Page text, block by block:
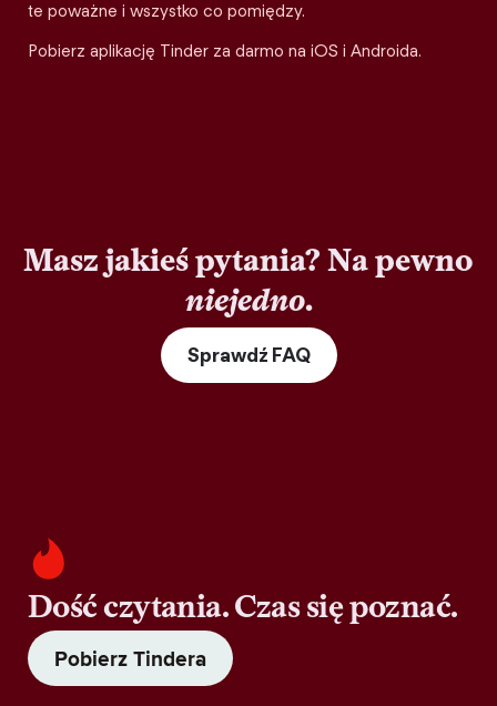
te poważne i wszystko co pomiędzy.
Pobierz aplikację Tinder za darmo na iOS i Androida.
Masz jakieś pytania? Na pewno
niejedno.
Sprawdź FAQ
Dość czytania. Czas się poznać.
Pobierz Tindera